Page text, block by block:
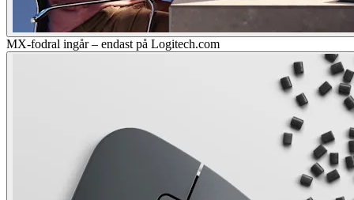
MX-fodral ingår – endast på Logitech.com